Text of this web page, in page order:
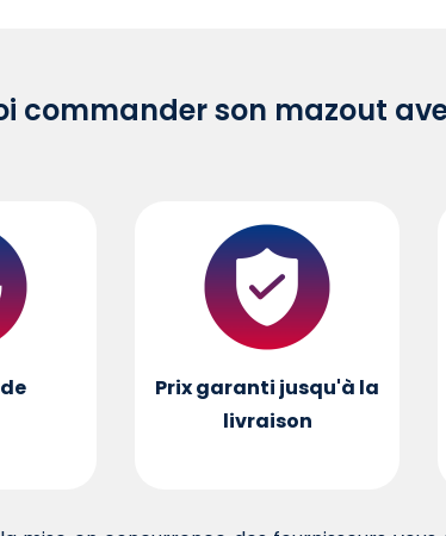
commander son mazout
Prix garanti jusqu'à la
livraison